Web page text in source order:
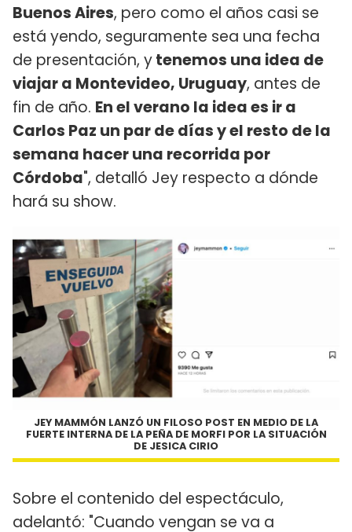
Buenos Aires, pero como el años casi se
está yendo, seguramente sea una fecha
de presentación, ytenemos una idea de
viajar a Montevideo, Uruguay, antes de
fin de año. En el verano la idea es ir a
Carlos Paz un par de días y el resto de la
semana hacer una recorrida por
Córdoba", detalló Jey respecto a dónde
hará su show.
JEY MAMMÓN LANZÓ UN FILOSO POST EN MEDIO DE LA
FUERTE INTERNA DE LA PEÑA DE MORFI POR LA SITUACIÓN
DE JESICA CIRIO
Sobre el contenido del espectáculo,
adelantó: "Cuando vengan se va a